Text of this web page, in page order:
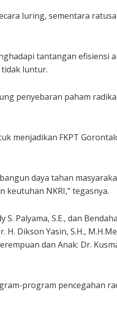
luring, sementara
tantangan efisiensi
luntur.
penyebaran paham
menjadikan FKPT
daya tahan
NKRI,” tegasnya.
Palyama, S.E., dan
Dikson Yasin, S.H.,
dan Anak: Dr.
program pencegahan